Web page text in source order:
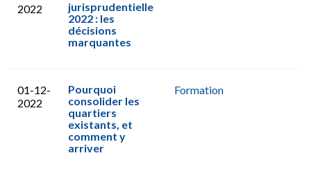
2022
jurisprudentielle
2022 : les
décisions
marquantes
01-12-
2022
Pourquoi
consolider les
quartiers
existants, et
comment y
arriver
Formation